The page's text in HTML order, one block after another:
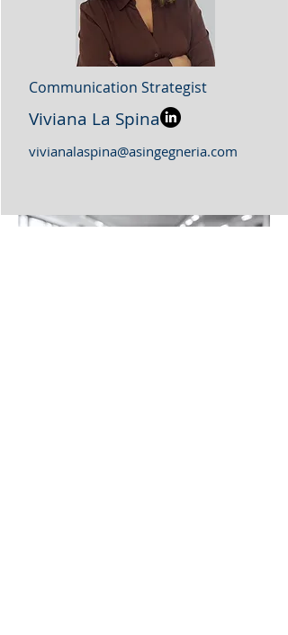
Communication Strategist
Viviana La Spina
vivianalaspina@asingegneria.com